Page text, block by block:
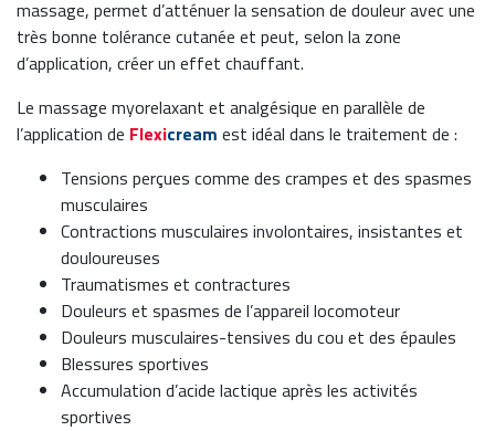
massage, permet d’atténuer la sensation de douleur avec une
très bonne tolérance cutanée et peut, selon la zone
d’application, créer un effet chauffant.
Le massage myorelaxant et analgésique en parallèle de
l’application de Flexicream est idéal dans le traitement de :
Tensions perçues comme des crampes et des spasmes
musculaires
Contractions musculaires involontaires, insistantes et
douloureuses
Traumatismes et contractures
Douleurs et spasmes de l’appareil locomoteur
Douleurs musculaires-tensives du cou et des épaules
Blessures sportives
Accumulation d’acide lactique après les activités
sportives